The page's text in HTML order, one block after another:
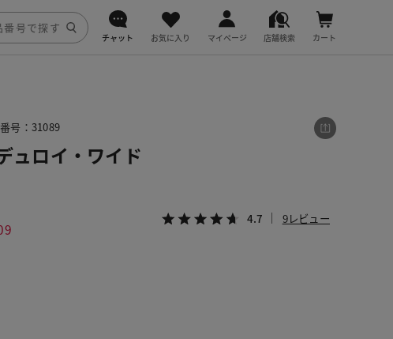
チャット お気に入り マイページ 店舗検索 カート
号：31089
ュロイ・ワイド
4.7 9レビュー